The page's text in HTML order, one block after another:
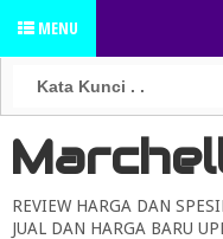
MENU
REVIEW HARGA DAN
JUAL DAN HARGA BARU